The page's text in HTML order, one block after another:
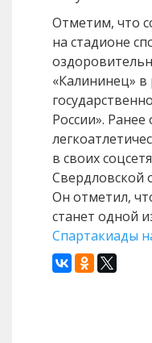
Отметим, что
на стадионе
«Калининец» в
России».
в своих
Свердловской
Он отметил,
станет одной
Спартакиады